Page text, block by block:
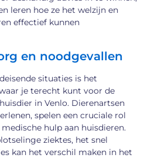
leren hoe ze het welzijn en
effectief kunnen
en noodgevallen
situaties is het
je terecht kunt voor de
in Venlo. Dierenartsen
spelen een cruciale rol
hulp aan huisdieren.
ziektes, het snel
kan het verschil maken in het